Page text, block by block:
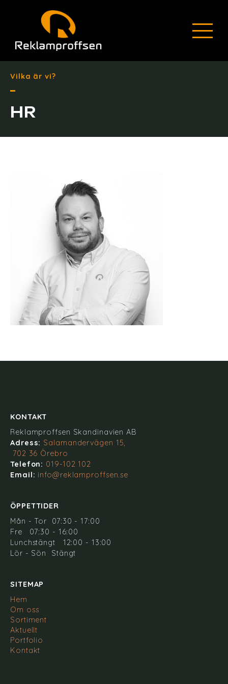
Vilka är vi?
HR
KONTAKT
Reklamproffsen Skandinavien AB
Adress: Salamandervägen 15,
702 36 Örebro
Telefon: 019-102 102
Email: info@reklamproffsen.se
ÖPPETTIDER
Mån - Tor 07:30 - 17:00
Fre 07:30 - 16:00
Lunchstängt 12:00 - 13:00
Lör - Sön Stängt
SITEMAP
Hem
Om oss
Sortiment
Aktuellt
Portfolio
Kontakt